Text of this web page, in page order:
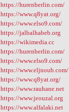
https://hurenberlin.com/
https://www.q8yat.org/
https://www.elso9.com/
https://jalbalhabeb.org
https://wikimedia.cc
https://hurenberlin.com/
https://www.elso9.com/
https://www.eljnoub.com/
https://www.q8yat.org/
https://www.rauhane.net
https://www.jeouzal.org
https://www.alfalaki.net